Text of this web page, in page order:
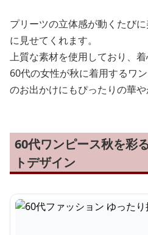
プリーツの立体感が動くたび
に見せてくれます。
上質な素材を使用しており、着
60代の女性が秋に着用するワ
のお出かけにもぴったりの華や
60代ワンピース秋を彩
トデザイン